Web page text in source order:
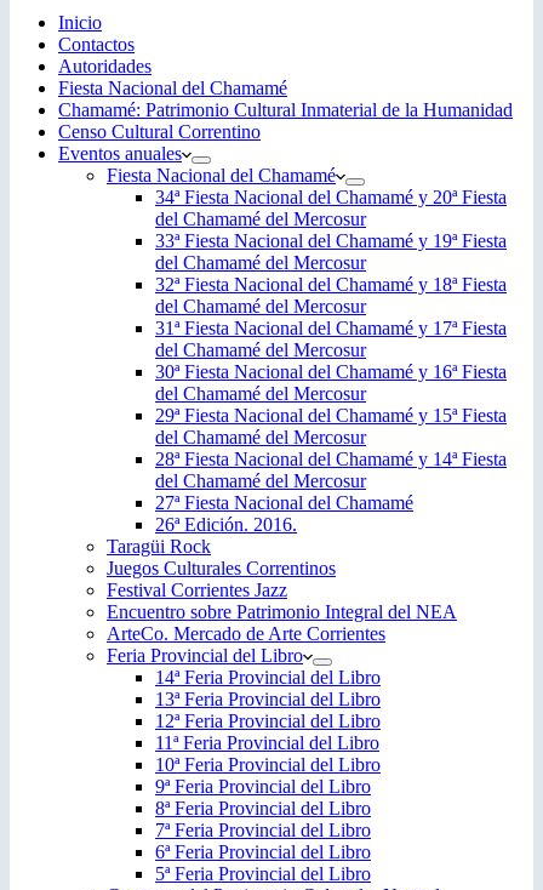
Inicio
Contactos
Autoridades
Fiesta Nacional del Chamamé
Chamamé: Patrimonio Cultural Inmaterial de la Humanidad
Censo Cultural Correntino
Eventos anuales
Fiesta Nacional del Chamamé
34ª Fiesta Nacional del Chamamé y 20ª Fiesta
del Chamamé del Mercosur
33ª Fiesta Nacional del Chamamé y 19ª Fiesta
del Chamamé del Mercosur
32ª Fiesta Nacional del Chamamé y 18ª Fiesta
del Chamamé del Mercosur
31ª Fiesta Nacional del Chamamé y 17ª Fiesta
del Chamamé del Mercosur
30ª Fiesta Nacional del Chamamé y 16ª Fiesta
del Chamamé del Mercosur
29ª Fiesta Nacional del Chamamé y 15ª Fiesta
del Chamamé del Mercosur
28ª Fiesta Nacional del Chamamé y 14ª Fiesta
del Chamamé del Mercosur
27ª Fiesta Nacional del Chamamé
26ª Edición. 2016.
Taragüi Rock
Juegos Culturales Correntinos
Festival Corrientes Jazz
Encuentro sobre Patrimonio Integral del NEA
ArteCo. Mercado de Arte Corrientes
Feria Provincial del Libro
14ª Feria Provincial del Libro
13ª Feria Provincial del Libro
12ª Feria Provincial del Libro
11ª Feria Provincial del Libro
10ª Feria Provincial del Libro
9ª Feria Provincial del Libro
8ª Feria Provincial del Libro
7ª Feria Provincial del Libro
6ª Feria Provincial del Libro
5ª Feria Provincial del Libro